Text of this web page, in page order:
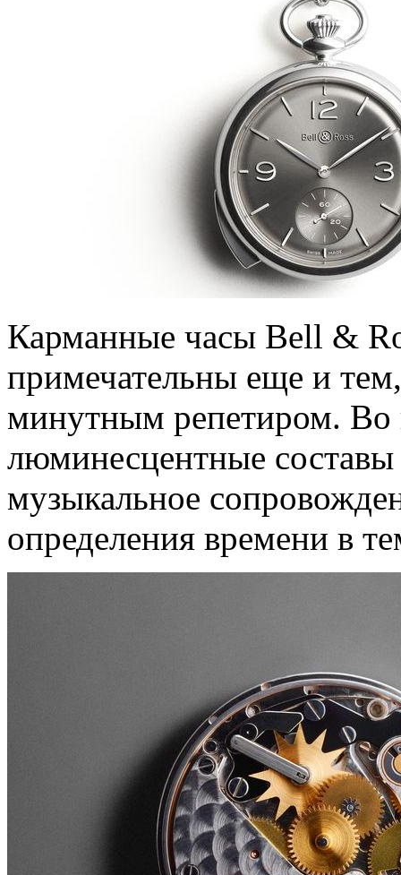
Карманные часы Bell &
примечательны еще и
минутным репетиром. Во
люминесцентные
музыкальное
определения времени в